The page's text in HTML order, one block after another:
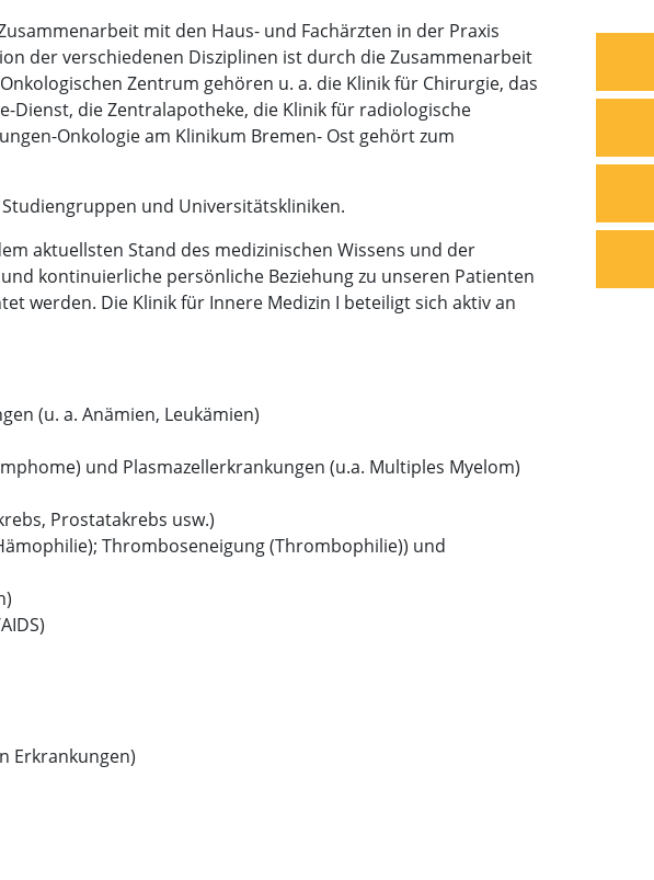
mit den Haus- und Fachärzten in der Praxis
der verschiedenen Disziplinen ist durch die Zusammenarbeit
Zentrum gehören u. a. die Klinik für Chirurgie, das
Dienst, die Zentralapotheke, die Klinik für radiologische
Onkologie am Klinikum Bremen- Ost gehört zum
und Universitätskliniken.
aktuellsten Stand des medizinischen Wissens und der
kontinuierliche persönliche Beziehung zu unseren Patienten
werden. Die Klinik für Innere Medizin I beteiligt sich aktiv an
(u. a. Anämien, Leukämien)
und Plasmazellerkrankungen (u.a. Multiples Myelom)
Prostatakrebs usw.)
Thromboseneigung (Thrombophilie)) und
Erkrankungen)